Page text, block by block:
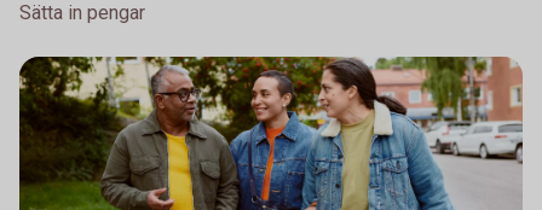
Sätta in pengar